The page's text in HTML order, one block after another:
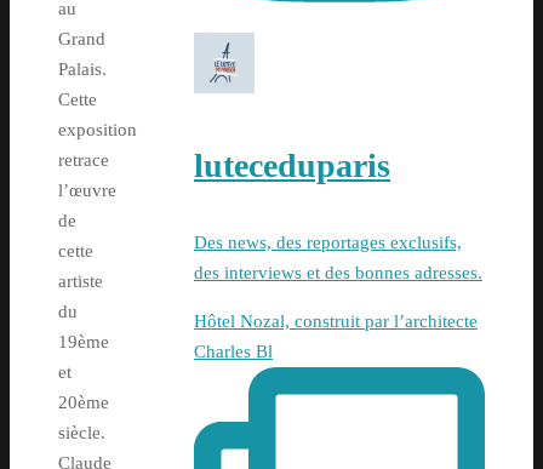
au
Grand
Palais.
Cette
exposition
retrace
l’œuvre
de
cette
artiste
du
19ème
et
20ème
siècle.
Claude
luteceduparis
Des news, des reportages exclusifs,
des interviews et des bonnes adresses.
Hôtel Nozal, construit par l’architecte
Charles Bl